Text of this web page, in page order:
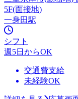
5F(面接地)
一身田駅
シフト
週5日からOK
交通費支給
未経験OK